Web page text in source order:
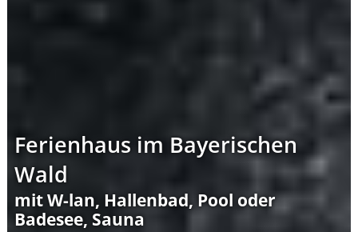
Ferienhaus im Bayerischen
Wald
mit W-lan, Hallenbad, Pool oder
Badesee, Sauna